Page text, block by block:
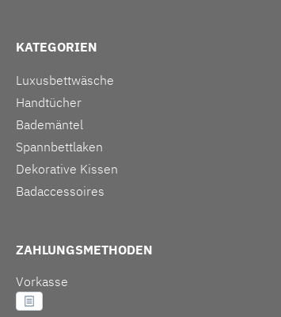
KATEGORIEN
Luxusbettwäsche
Handtücher
Bademäntel
Spannbettlaken
Dekorative Kissen
Badaccessoires
ZAHLUNGSMETHODEN
Vorkasse